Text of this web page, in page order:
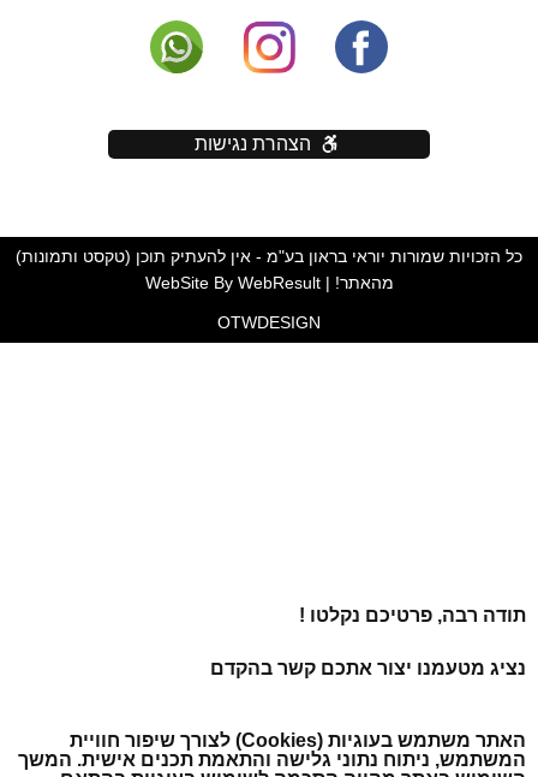
הצהרת נגישות
OTWDESIGN
כל הזכויות שמורות יוראי בראון בע"מ - אין להעתיק תוכן (טקסט ותמונות)
מהאתר! | WebSite By WebResult
תודה רבה, פרטיכם נקלטו !
נציג מטעמנו יצור אתכם קשר בהקדם
האתר משתמש בעוגיות (Cookies) לצורך שיפור חוויית
המשתמש, ניתוח נתוני גלישה והתאמת תכנים אישית. המשך